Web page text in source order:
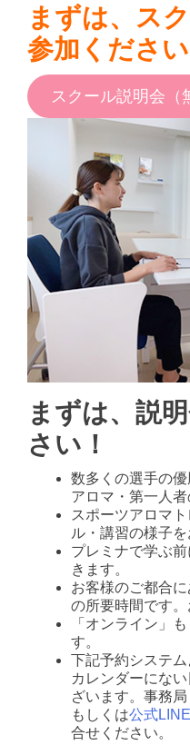
まずは、ス
参加ください
スクール説明会（
まずは、説
さい！
数多くの選手の
アロマ・第一人
スポーツアロマ
ル・講習の様子を
プレミナで学ぶ
きます。
お客様のご都合
の所要時間です。
「オンライン」
す。
下記予約システ
カレンダーにな
ざいます。事務
もしくは公式
合せください。